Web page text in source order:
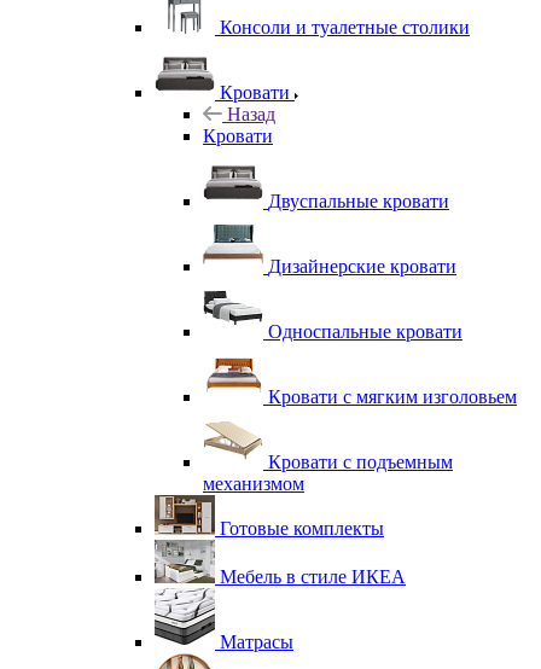
Консоли и туалетные столики
Кровати
Назад
Кровати
Двуспальные кровати
Дизайнерские кровати
Односпальные кровати
Кровати с мягким изголовьем
Кровати с подъемным
механизмом
Готовые комплекты
Мебель в стиле ИКЕА
Матрасы